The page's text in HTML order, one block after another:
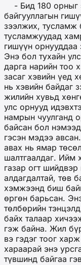
- Бид 180 орныг
байгууллагын
зээлжих, тусламж
тусламжуудад
гишүүн орнууддаа
Энэ бол тухайн
дарга нарийн тоо
засаг хэвийн үед
нь хэвийн байдаг
жилийн хувьд
улс орнууд
намрын чуулганд
байсан бол
гэсэн мэдээ
авах нь ямар
шалтгаалдаг. Ийм
газар огт шийдвэр
алдагдалтай, төв
хэмжээнд биш
өргөн барьсан.
төлбөрийн
байх талаар
гэж байна. Жил
вэ гэдэг тоог
хараарай энэ
түвшинд байгаа